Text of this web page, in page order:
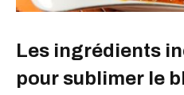
Les ingrédients
pour sublimer le